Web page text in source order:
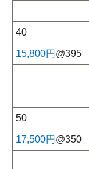
40
15,800円 @395
50
17,500円 @350